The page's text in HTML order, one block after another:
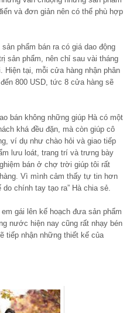
và đơn giản nên có thể phù hợp
phẩm bán ra có giá dao động
sản phẩm, nên chỉ sau vài tháng
Hiện tại, mỗi cửa hàng nhận phân
800 USD, tức 8 cửa hàng sẽ
bán không những giúp Hà có một
khá đều đặn, mà còn giúp cô
ví dụ như chào hỏi và giao tiếp
lưu loát, trang trí và trưng bày
bán ở chợ trời giúp tôi rất
Vì mình cảm thấy tự tin hơn
chính tay tạo ra” Hà chia sẻ.
gái lên kế hoạch đưa sản phẩm
nước hiện nay cũng rất nhạy bén
tiếp nhận những thiết kế của